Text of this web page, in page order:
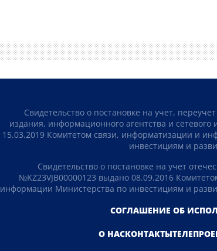
Свидетельство о постановке на учет,
издания, информационного агентства и
15.03.2019 Комитетом связи, информатизации и
инвестициям и
Свидетельство о постановке на учет
№KZ23VJB00000123 выдано 08.09.2016
информации Министерства по инвестициям и
СОГЛАШЕНИЕ ОБ
О НАСКОНТАКТЫ